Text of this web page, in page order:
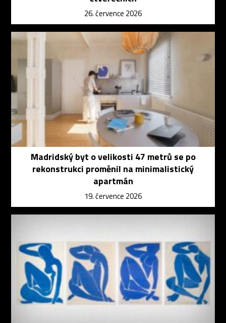
26. července 2026
Madridský byt o velikosti 47 metrů se po
rekonstrukci proměnil na minimalistický
apartmán
19. července 2026